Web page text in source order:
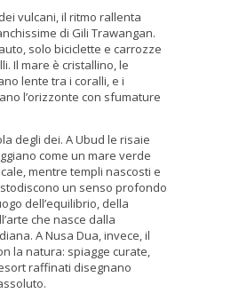
vulcani, il ritmo rallenta
di Gili Trawangan.
solo biciclette e carrozze
Il mare è cristallino, le
lente tra i coralli, e i
l’orizzonte con sfumature
degli dei. A Ubud le risaie
come un mare verde
mentre templi nascosti e
un senso profondo
dell’equilibrio, della
che nasce dalla
A Nusa Dua, invece, il
la natura: spiagge curate,
raffinati disegnano